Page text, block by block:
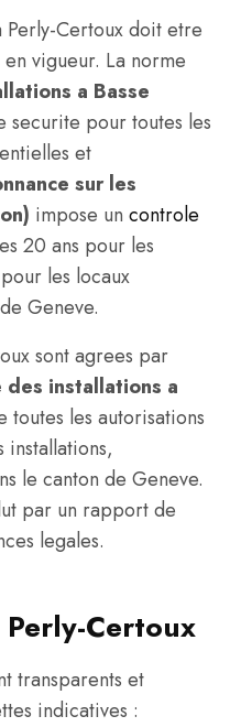
Perly-Certoux doit etre
vigueur. La norme
a Basse
securite pour toutes les
et
sur les
impose un controle
20 ans pour les
les locaux
Geneve.
sont agrees par
des installations a
toutes les autorisations
le canton de Geneve.
par un rapport de
legales.
Certoux
transparents et
indicatives :